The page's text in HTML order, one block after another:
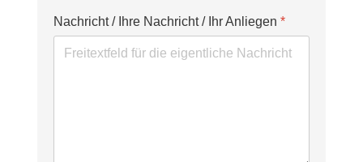
Nachricht / Ihre Nachricht / Ihr Anliegen*